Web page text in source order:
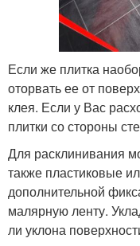
Если же плитка
оторвать ее от
клея. Если у Вас
плитки со стороны
Для расклинивания
также пластиковые
дополнительной
малярную ленту.
ли уклона